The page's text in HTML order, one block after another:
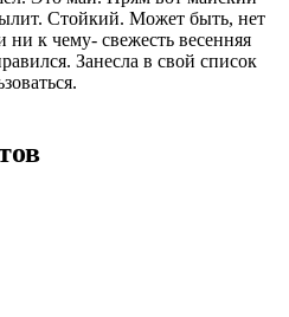
Стойкий. Может быть, нет
ни к чему- свежесть весенняя
Занесла в свой список